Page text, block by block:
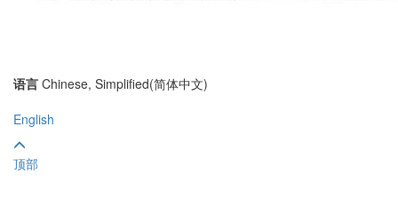
语言 Chinese, Simplified(简体中文)
English
顶部